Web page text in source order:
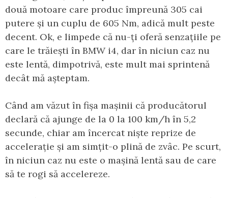
două motoare care produc împreună 305 cai
putere și un cuplu de 605 Nm, adică mult peste
decent. Ok, e limpede că nu-ți oferă senzațiile pe
care le trăiești în BMW i4, dar în niciun caz nu
este lentă, dimpotrivă, este mult mai sprintenă
decât mă așteptam.
Când am văzut în fișa mașinii că producătorul
declară că ajunge de la 0 la 100 km/h în 5,2
secunde, chiar am încercat niște reprize de
accelerație și am simțit-o plină de zvâc. Pe scurt,
în niciun caz nu este o mașină lentă sau de care
să te rogi să accelereze.